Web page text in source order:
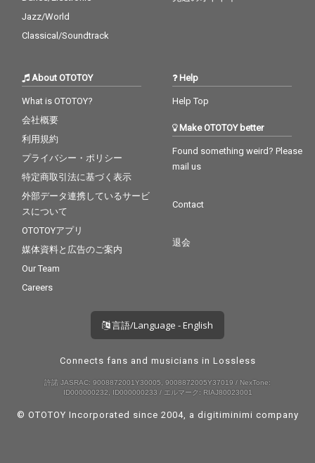
Jazz/World
Classical/Soundtrack
About OTOTOY
What is OTOTOY?
会社概要
利用規約
プライバシー・ポリシー
特定商取引法に基づく表示
外部データ連携しているサービ
スについて
OTOTOYアプリ
媒体資料と広告のご案内
Our Team
Careers
Help
Help Top
Make OTOTOY better
Found something weird? Please
mail us
Contact
退会
言語/Language - English
Connects fans and musicians in Lossless
許諾 JASRAC: 9008872001Y30005, 9008872005Y37019 / NexTone:
ID000000232, ID000000233 / エルマーク: RIAJ80023001
© OTOTOY Incorporated since 2004, a digitiminimi company